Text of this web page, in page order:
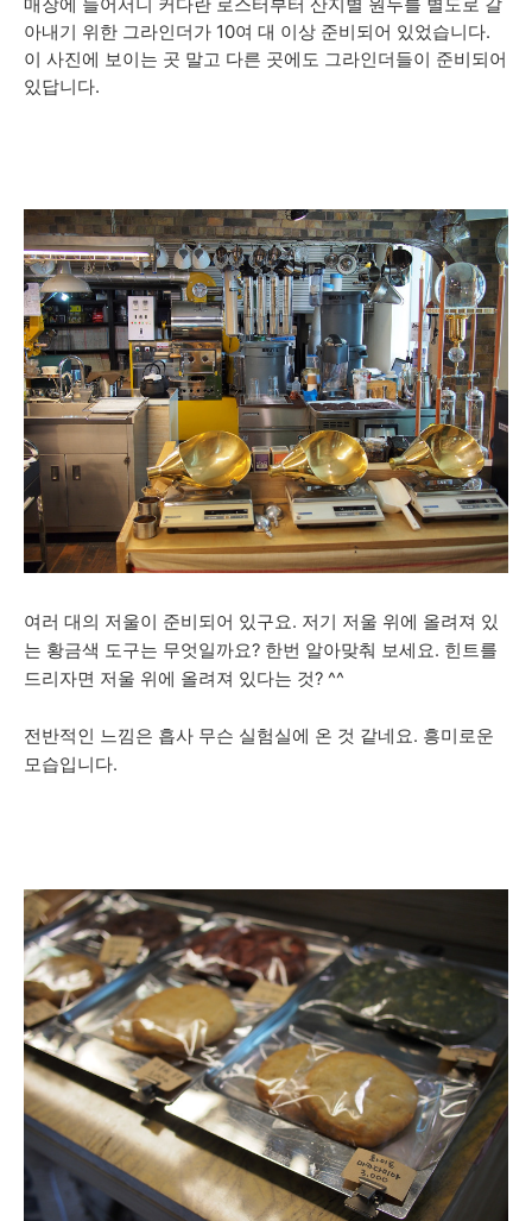
아내기 위한 그라인더가 10여 대 이상 준비되어 있었습니다.
이 사진에 보이는 곳 말고 다른 곳에도 그라인더들이 준비되어
있답니다.
여러 대의 저울이 준비되어 있구요. 저기 저울 위에 올려져 있
는 황금색 도구는 무엇일까요? 한번 알아맞춰 보세요. 힌트를
드리자면 저울 위에 올려져 있다는 것? ^^
전반적인 느낌은 흡사 무슨 실험실에 온 것 같네요. 흥미로운
모습입니다.